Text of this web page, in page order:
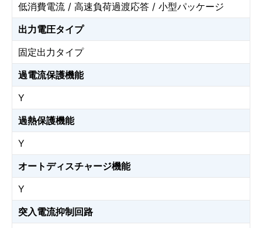
低消費電流 / 高速負荷過渡応答 / 小型パッケージ
出力電圧タイプ
固定出力タイプ
過電流保護機能
Y
過熱保護機能
Y
オートディスチャージ機能
Y
突入電流抑制回路